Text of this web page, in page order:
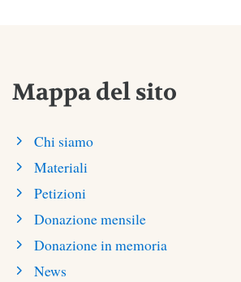
Mappa del sito
Chi siamo
Materiali
Petizioni
Donazione mensile
Donazione in memoria
News